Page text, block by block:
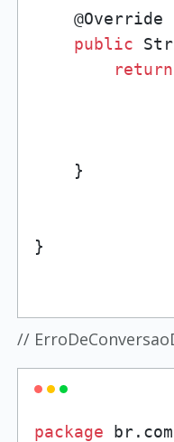
    @Override
public
return
    }
//
package